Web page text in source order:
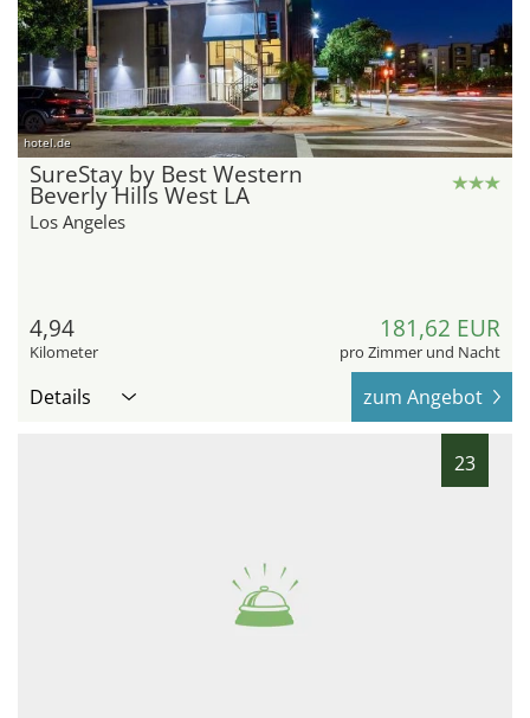
hotel.de
SureStay by Best Western
Beverly Hills West LA
Los Angeles
4,94
Kilometer
181,62 EUR
pro Zimmer und Nacht
Details zum Angebot
23